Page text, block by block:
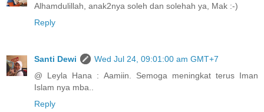
Alhamdulillah, anak2nya soleh dan solehah ya, Mak :-)
Reply
Santi Dewi
Wed Jul 24, 09:01:00 am GMT+7
@ Leyla Hana : Aamiin. Semoga meningkat terus Iman
Islam nya mba..
Reply